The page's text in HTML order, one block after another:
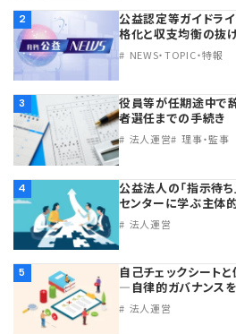
2
公益認定等ガイドラ
格化と収支均衡の抜
NEWS・TOPIC・特報
3
役員等が任期途中で
者選任までの手続き
法人運営 理事・監事
4
公益法人の「指示待
センターに学ぶ主体
法人運営
5
自己チェックシート
―自律的ガバナンス
法人運営